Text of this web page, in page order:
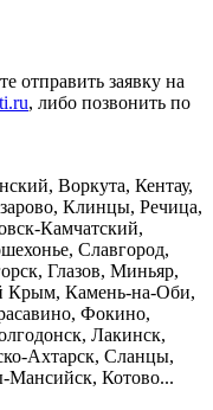
отправить заявку на
, либо позвонить по
Воркута, Кентау,
Клинцы, Речица,
Камчатский,
Славгород,
Глазов, Миньяр,
Крым, Камень-на-Оби,
Фокино,
Лакинск,
Ахтарск, Сланцы,
Мансийск, Котово...